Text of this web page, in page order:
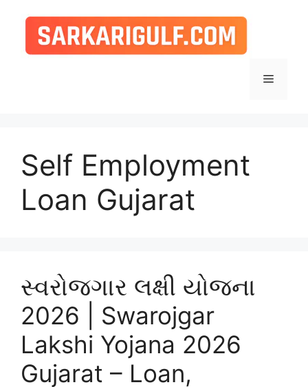
content
Menu
Self Employment
Loan Gujarat
સ્વરોજગાર લક્ષી યોજના
2026 | Swarojgar
Lakshi Yojana 2026
Gujarat – Loan,